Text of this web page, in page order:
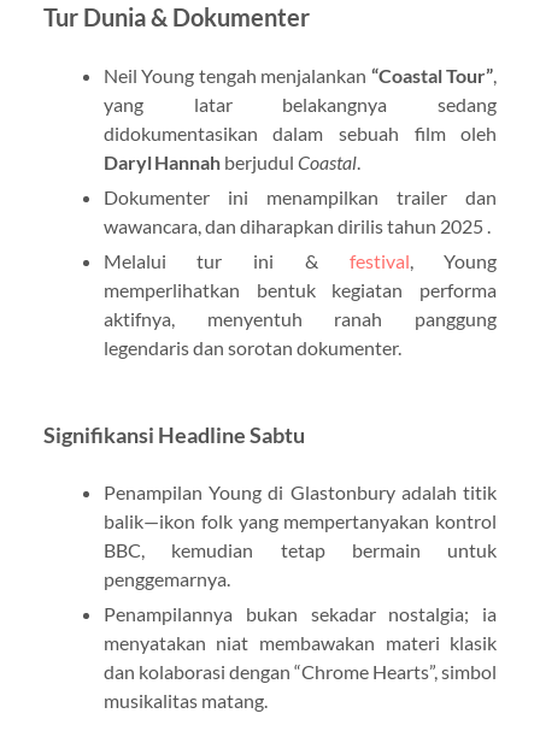
Tur Dunia & Dokumenter
Neil Young tengah menjalankan “Coastal Tour”
yang latar belakangnya sedang
didokumentasikan dalam sebuah film oleh
Daryl Hannahberjudul Coastal.
Dokumenter ini menampilkan trailer dan
wawancara, dan diharapkan dirilis tahun 2025 .
Melalui tur ini & festival , Young
memperlihatkan bentuk kegiatan performa
aktifnya, menyentuh ranah panggung
legendaris dan sorotan dokumenter.
Signifikansi Headline Sabtu
Penampilan Young di Glastonbury adalah titik
balik—ikon folk yang mempertanyakan kontrol
BBC, kemudian tetap bermain untuk
penggemarnya.
Penampilannya bukan sekadar nostalgia; ia
menyatakan niat membawakan materi klasik
dan kolaborasi dengan “Chrome Hearts”, simbol
musikalitas matang.